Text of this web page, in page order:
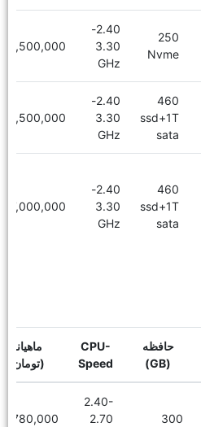
250
Nvme
2.40-
3.30
GHz
18,500,000
460
ssd+1T
sata
2.40-
3.30
GHz
19,500,000
460
ssd+1T
sata
2.40-
3.30
GHz
27,000,000
حافظه
(GB)
CPU-
Speed
ماهیانه
(تومان)
300
2.40-
2.70
780,000